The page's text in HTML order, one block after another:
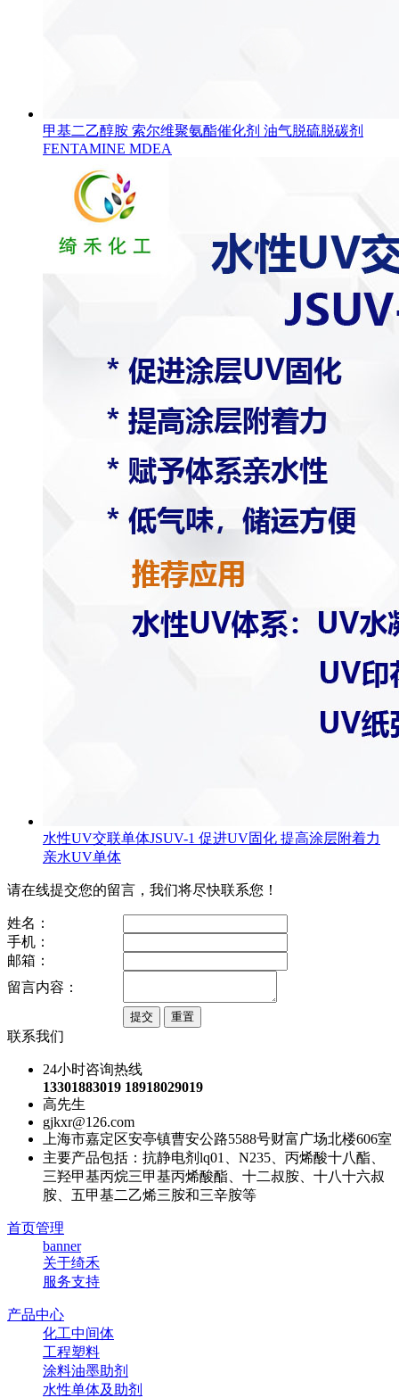
甲基二乙醇胺 索尔维聚氨酯催化剂 油气脱硫脱碳剂
FENTAMINE MDEA
水性UV交联单体JSUV-1 促进UV固化 提高涂层附着力
亲水UV单体
请在线提交您的留言，我们将尽快联系您！
姓名：
手机：
邮箱：
留言内容：
联系我们
24小时咨询热线
13301883019 18918029019
高先生
gjkxr@126.com
上海市嘉定区安亭镇曹安公路5588号财富广场北楼606室
主要产品包括：抗静电剂lq01、N235、丙烯酸十八酯、
三羟甲基丙烷三甲基丙烯酸酯、十二叔胺、十八十六叔
胺、五甲基二乙烯三胺和三辛胺等
首页管理
banner
关于绮禾
服务支持
产品中心
化工中间体
工程塑料
涂料油墨助剂
水性单体及助剂